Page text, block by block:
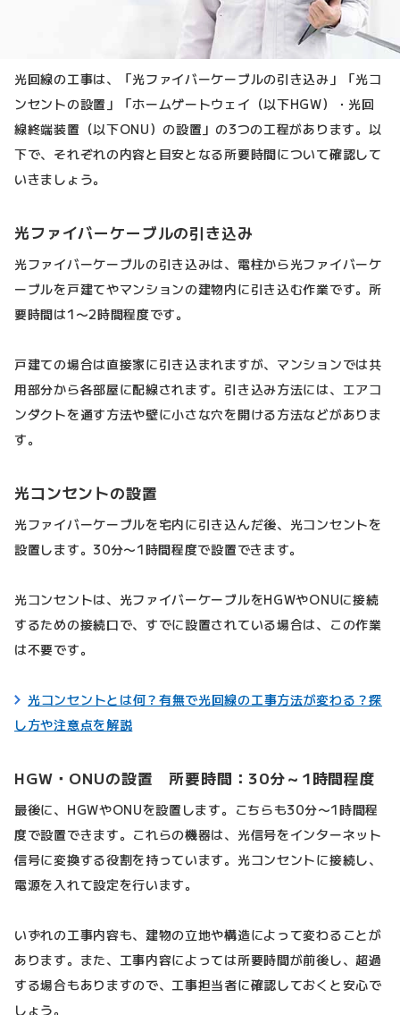
光回線の工事は、「光ファイバーケーブルの引き込み」「光コ
ンセントの設置」「ホームゲートウェイ（以下HGW）・光回
線終端装置（以下ONU）の設置」の3つの工程があります。以
下で、それぞれの内容と目安となる所要時間について確認して
いきましょう。
光ファイバーケーブルの引き込み
光ファイバーケーブルの引き込みは、電柱から光ファイバーケ
ーブルを戸建てやマンションの建物内に引き込む作業です。所
要時間は1〜2時間程度です。
戸建ての場合は直接家に引き込まれますが、マンションでは共
用部分から各部屋に配線されます。引き込み方法には、エアコ
ンダクトを通す方法や壁に小さな穴を開ける方法などがありま
す。
光コンセントの設置
光ファイバーケーブルを宅内に引き込んだ後、光コンセントを
設置します。30分〜1時間程度で設置できます。
光コンセントは、光ファイバーケーブルをHGWやONUに接続
するための接続口で、すでに設置されている場合は、この作業
は不要です。
光コンセントとは何？有無で光回線の工事方法が変わる？探
し方や注意点を解説
HGW・ONUの設置 所要時間：30分～1時間程度
最後に、HGWやONUを設置します。こちらも30分〜1時間程
度で設置できます。これらの機器は、光信号をインターネット
信号に変換する役割を持っています。光コンセントに接続し、
電源を入れて設定を行います。
いずれの工事内容も、建物の立地や構造によって変わることが
あります。また、工事内容によっては所要時間が前後し、超過
する場合もありますので、工事担当者に確認しておくと安心で
しょう。